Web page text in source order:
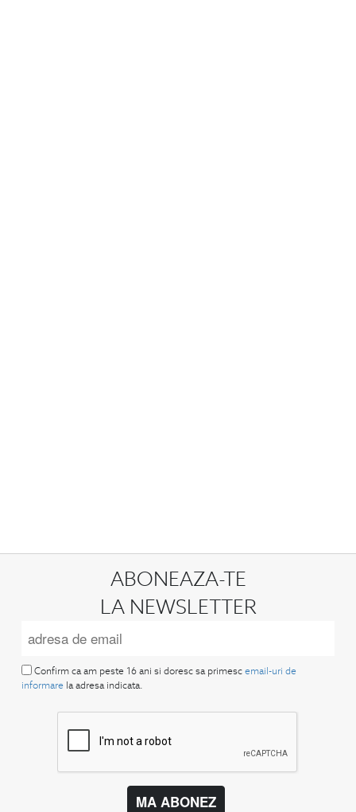
ABONEAZA-TE
LA NEWSLETTER
Confirm ca am peste 16 ani si doresc sa primesc email-uri de
informare la adresa indicata.
MA ABONEZ